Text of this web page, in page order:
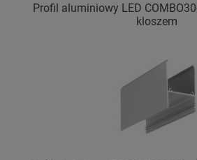
Profil aluminiowy LED
kloszem